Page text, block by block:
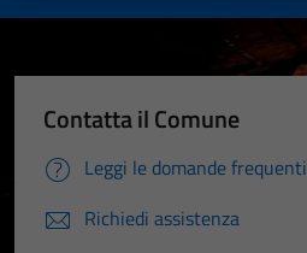
Contatta il Comune
Leggi le domande frequenti
Richiedi assistenza